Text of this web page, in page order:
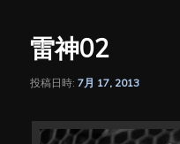
ビ
ゲ
シ
ン
雷神02
投稿日時:7月 17, 2013